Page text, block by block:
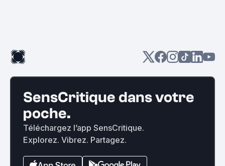
SensCritique dans votre
poche.
Téléchargez l’app SensCritique.
Explorez. Vibrez. Partagez.